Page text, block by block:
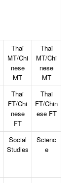
Thai
MT/Chi
nese
MT
Thai
MT/Chi
nese
MT
Thai
FT/Chi
nese
FT
Thai
FT/Chin
ese FT
Social
Studies
Scienc
e